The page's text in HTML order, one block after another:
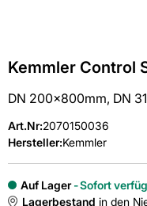
Kemmler Control
DN 200x800mm, DN
Art.Nr:2070150036
Hersteller:Kemmler
Auf Lager
Sofort
Lagerbestand in den